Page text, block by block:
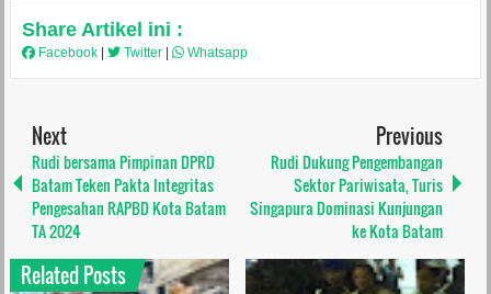
Share Artikel ini :
Facebook Twitter Whatsapp
Next
Rudi bersama Pimpinan DPRD
Batam Teken Pakta Integritas
Pengesahan RAPBD Kota Batam
TA 2024
Previous
Rudi Dukung Pengembangan
Sektor Pariwisata, Turis
Singapura Dominasi Kunjungan
ke Kota Batam
Related Posts